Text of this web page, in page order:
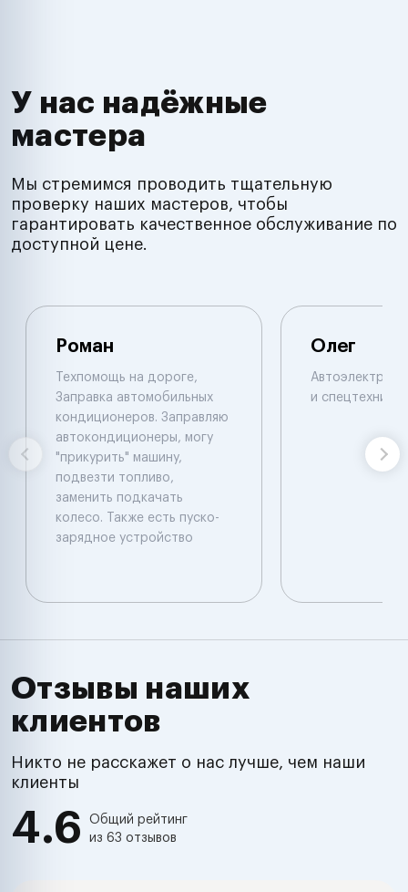
У нас надёжные
мастера
Мы стремимся проводить тщательную
проверку наших мастеров, чтобы
гарантировать качественное обслуживание по
доступной цене.
Роман
Техпомощь на дороге,
Заправка автомобильных
кондиционеров. Заправляю
автокондиционеры, могу
"прикурить" машину,
подвезти топливо,
заменить подкачать
колесо. Также есть пуско-
зарядное устройство
Олег
Автоэлектрик
и спецтехнике.
Отзывы наших
клиентов
Никто не расскажет о нас лучше, чем наши
клиенты
4.6
Общий рейтинг
из 63 отзывов